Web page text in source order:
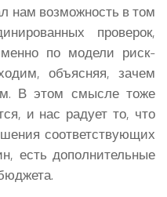
нам возможность в том
проверок,
по модели риск-
объясняя, зачем
В этом смысле тоже
и нас радует то, что
соответствующих
есть дополнительные